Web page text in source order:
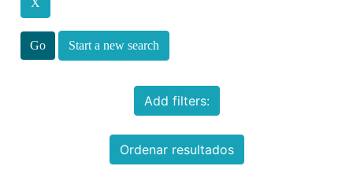
Start a new search
Add filters:
Ordenar resultados